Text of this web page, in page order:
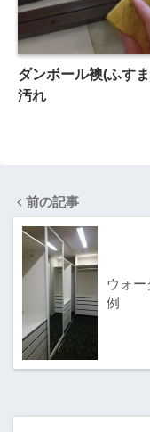
ダンボール襖(ふす
汚れ
前の記事
ウォ
例